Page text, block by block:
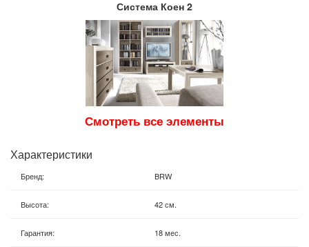
Система Коен 2
Смотреть все элементы
Характеристики
Бренд: BRW
Высота: 42 см.
Гарантия: 18 мес.